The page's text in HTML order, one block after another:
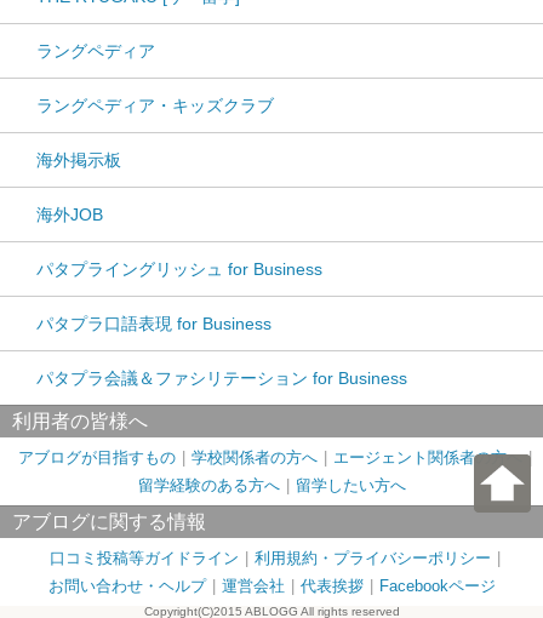
ラングペディア
ラングペディア・キッズクラブ
海外掲示板
海外JOB
パタプライングリッシュ for Business
パタプラ口語表現 for Business
パタプラ会議＆ファシリテーション for Business
利用者の皆様へ
アブログが目指すもの 学校関係者の方へ
エージェント関係者の方へ
留学経験のある方へ
留学したい方へ
アブログに関する情報
口コミ投稿等ガイドライン
利用規約・プライバシーポリシー
お問い合わせ・ヘルプ
運営会社 代表挨拶 Facebookページ
Copyright(C)2015 ABLOGG All rights reserved